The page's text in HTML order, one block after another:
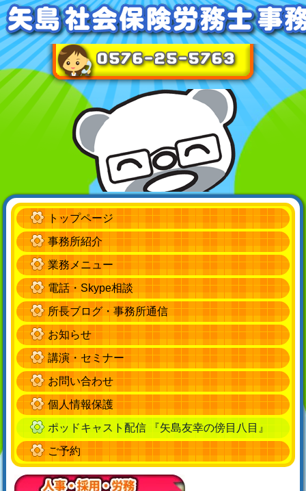
トップページ
事務所紹介
業務メニュー
電話・Skype相談
所長ブログ・事務所通信
お知らせ
講演・セミナー
お問い合わせ
個人情報保護
ポッドキャスト配信 『矢島友幸の傍目八目』
ご予約